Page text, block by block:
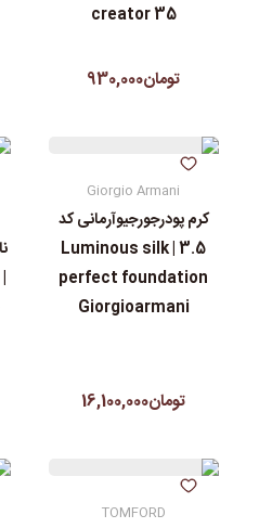
creator 35
تومان930,000
Giorgio Armani
کرم پودرجورجیوآرمانی کد
3.5 | Luminous silk
perfect foundation
Giorgioarmani
تومان16,100,000
TOMFORD